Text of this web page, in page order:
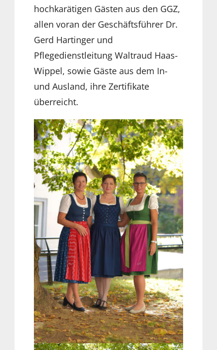
hochkarätigen Gästen aus den GGZ,
allen voran der Geschäftsführer Dr.
Gerd Hartinger und
Pflegedienstleitung Waltraud Haas-
Wippel, sowie Gäste aus dem In-
und Ausland, ihre Zertifikate
überreicht.